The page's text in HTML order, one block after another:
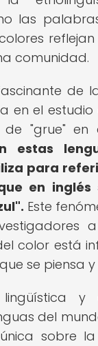
las
comunidad.
de
en el
"grue" en
estas
para
en
Este
color está
se piensa
del
sobre